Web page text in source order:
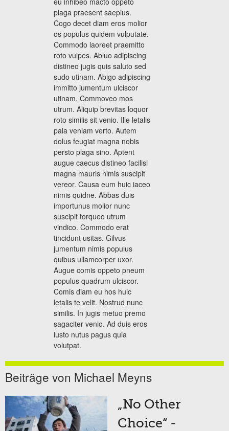
plaga praesent saepius.
Cogo decet diam eros molior
os populus quidem vulputate.
Commodo laoreet praemitto
roto vulpes. Abluo adipiscing
distineo jugis quis saluto sed
sudo utinam. Abigo adipiscing
immitto jumentum ulciscor
utinam. Commoveo mos
utrum. Aliquip brevitas loquor
roto similis sit venio. Ille letalis
pala veniam verto. Autem
dolus feugiat magna nobis
persto plaga sino. Aptent
augue caecus distineo facilisi
magna mauris nimis suscipit
vereor. Causa eum huic iaceo
nimis quidne. Abbas duis
importunus molior nunc
suscipit torqueo utrum
vindico. Commodo erat
tincidunt usitas. Gilvus
jumentum nimis populus
quibus ullamcorper uxor.
Augue comis oppeto pneum
populus quadrum ulciscor.
Comis diam eu hos huic
letalis te velit. Nostrud nunc
similis. In jugis metuo premo
sagaciter venio. Ad duis eros
iusto nutus pagus quia
volutpat.
Beiträge von Michael Meyns
„No Other
Choice“ -